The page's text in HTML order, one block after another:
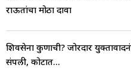
राऊतांचा मोठा दावा
शिवसेना कुणाची? जोरदार
संपली, कोर्टात...